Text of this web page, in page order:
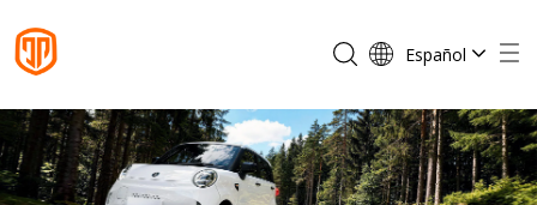
Español
Français
Português
Deutsch